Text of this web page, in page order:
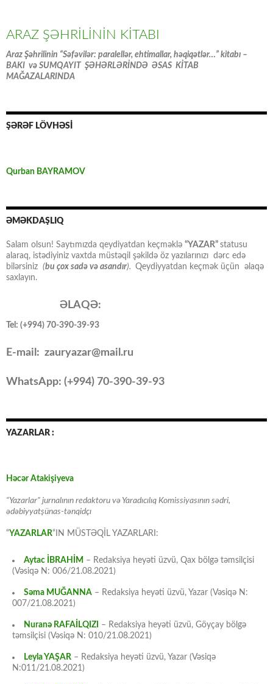
ARAZ ŞƏHRİLİNİN KİTABI
Araz Şəhrilinin “Səfəvilər: paralellər, ehtimallar, həqiqətlər…” kitabı –
BAKI və SUMQAYIT ŞƏHƏRLƏRİNDƏ ƏSAS KİTAB
MAĞAZALARINDA
ŞƏRƏF LÖVHƏSİ
Qurban BAYRAMOV
ƏMƏKDAŞLIQ
Salam olsun! Saytımızda qeydiyatdan keçməklə “YAZAR” statusu
alaraq, istədiyiniz vaxtda müstəqil şəkildə öz yazılarınızı dərc edə
bilərsiniz (bu çox sadə və asandır). Qeydiyyatdan keçmək üçün əlaqə
saxlayın.
ƏLAQƏ:
Tel: (+994) 70-390-39-93
E-mail: zauryazar@mail.ru
WhatsApp: (+994) 70-390-39-93
YAZARLAR :
Həcər Atakişiyeva
“Yazarlar” jurnalının redaktoru və Yaradıcılıq Komissiyasının sədri,
ədəbiyyatşünas-tənqidçı
“YAZARLAR“IN MÜSTƏQİL YAZARLARI:
Aytac İBRAHİM – Redaksiya heyəti üzvü, Qax bölgə təmsilçisi
(Vəsiqə N: 006/21.08.2021)
Səma MUĞANNA – Redaksiya heyəti üzvü, Yazar (Vəsiqə N:
007/21.08.2021)
Nuranə RAFAİLQIZI
– Redaksiya heyəti üzvü, Göyçay bölgə
təmsilçisi (Vəsiqə N: 010/21.08.2021)
Leyla YAŞAR – Redaksiya heyəti üzvü, Yazar (Vəsiqə
N:011/21.08.2021)